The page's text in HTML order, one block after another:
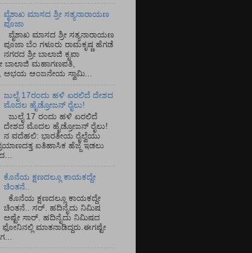
ವೈಶಾಖ ಮಾಸದ ಶ್ರೀ ಸತ್ಯನಾರಾಯಣ
ಪೂಜಾ
ವೈಶಾಖ ಮಾಸದ ಶ್ರೀ ಸತ್ಯನಾರಾಯಣ
ಪೂಜಾ ಬೆಂ ಗಳೂರು ರಾಮಕೃಷ್ಣ ಹೆಗಡೆ
ನಗರದ ಶ್ರೀ ಬಾಲಾಜಿ ಕೃಪಾ
ಬಾಲಾಜಿ ಮಹಾಗಣಪತಿ,
ಅಭಯ ಆಂಜನೇಯ ಸ್ವಾಮಿ...
ಜುಲೈ 17ರಂದು ಹಳಿ ಏರಲಿದೆ ದೇಶದ
ಮೊದಲ ಹೈಡ್ರೋಜನ್ ರೈಲು!
ಜುಲೈ 17 ರಂದು ಹಳಿ ಏರಲಿದೆ
ದೇಶದ ಮೊದಲ ಹೈಡ್ರೋಜನ್ ರೈಲು!
ನ ವದೆಹಲಿ: ಭಾರತೀಯ ರೈಲ್ವೆಯು
ಐತಿಹಾಸಿಕ ಹೆಜ್ಜೆ ಇಡಲು
ಕೊನೆಯ ಕ್ಷಣದಲ್ಲೂ ಕಾಯಕದ್ದೇ
ಚಿಂತನೆ..
ಕೊನೆಯ ಕ್ಷಣದಲ್ಲೂ ಕಾಯಕದ್ದೇ
ಚಿಂತನೆ.. ಸರ್.‌ ಹದಿನೈದು ನಿಮಿಷ
ಅಷ್ಟೇ ಸಾರ್.‌ ಹದಿನೈದು ನಿಮಿಷದ
ಮಾತನಾಡಿದ್ದರು.ಈಗಷ್ಟೇ